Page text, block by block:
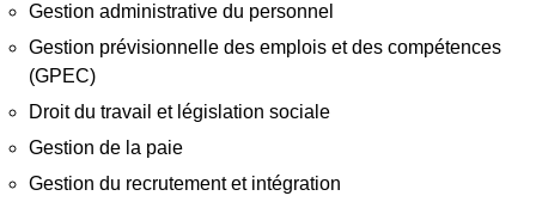
Gestion administrative du personnel
Gestion prévisionnelle des emplois et des compétences
(GPEC)
Droit du travail et législation sociale
Gestion de la paie
Gestion du recrutement et intégration